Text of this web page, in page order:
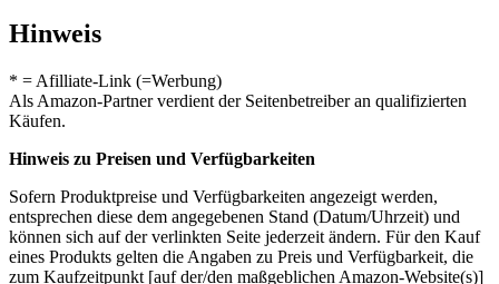
Hinweis
* = Afilliate-Link (=Werbung)
Als Amazon-Partner verdient der Seitenbetreiber an qualifizierten
Käufen.
Hinweis zu Preisen und Verfügbarkeiten
Sofern Produktpreise und Verfügbarkeiten angezeigt werden,
entsprechen diese dem angegebenen Stand (Datum/Uhrzeit) und
können sich auf der verlinkten Seite jederzeit ändern. Für den Kauf
eines Produkts gelten die Angaben zu Preis und Verfügbarkeit, die
zum Kaufzeitpunkt [auf der/den maßgeblichen Amazon-Website(s)]